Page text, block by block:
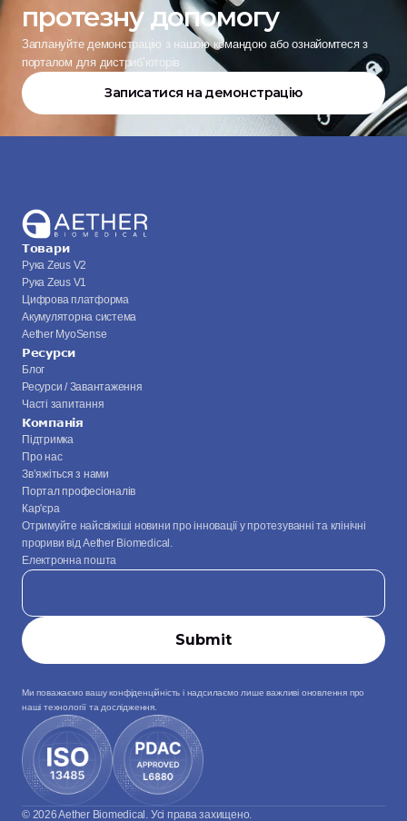
протезну допомогу
Заплануйте демонстрацію з нашою командою або ознайомтеся з
порталом для дистриб’юторів
Записатися на демонстрацію
Товари
Рука Zeus V2
Рука Zeus V1
Цифрова платформа
Акумуляторна система
Aether MyoSense
Ресурси
Блог
Ресурси / Завантаження
Часті запитання
Компанія
Підтримка
Про нас
Зв’яжіться з нами
Портал професіоналів
Кар'єра
Отримуйте найсвіжіші новини про інновації у протезуванні та клінічні
прориви від Aether Biomedical.
Електронна пошта
Ми поважаємо вашу конфіденційність і надсилаємо лише важливі оновлення про
наші технології та дослідження.
© 2026 Aether Biomedical. Усі права захищено.